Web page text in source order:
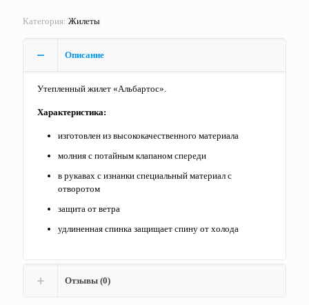
Категория: Жилеты
Описание
Утепленный жилет «Альбартос».
Характеристика:
изготовлен из высококачественного материала
молния с потайным клапаном спереди
в рукавах с изнанки специальный материал с
отворотом
защита от ветра
удлиненная спинка защищает спину от холода
Отзывы (0)